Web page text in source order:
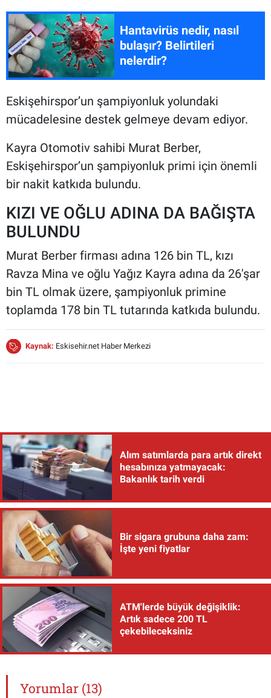
Hantavirüs nedir, nasıl
bulaşır? Belirtileri
nelerdir?
Eskişehirspor’un şampiyonluk yolundaki
mücadelesine destek gelmeye devam ediyor.
Kayra Otomotiv sahibi Murat Berber,
Eskişehirspor’un şampiyonluk primi için önemli
bir nakit katkıda bulundu.
KIZI VE OĞLU ADINA DA BAĞIŞTA
BULUNDU
Murat Berber firması adına 126 bin TL, kızı
Ravza Mina ve oğlu Yağız Kayra adına da 26'şar
bin TL olmak üzere, şampiyonluk primine
toplamda 178 bin TL tutarında katkıda bulundu.
Kaynak: Eskisehir.net Haber Merkezi
Alım satımlarda para artık direkt
hesabınıza yatmayacak:
Bakanlık tarih verdi
Bir sigara grubuna daha zam:
İşte yeni fiyatlar
ATM'lerde büyük değişiklik:
Artık sadece 200 TL
çekebileceksiniz
Yorumlar (13)